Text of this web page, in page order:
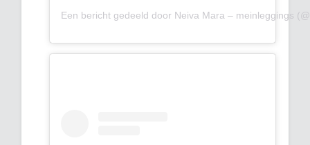
Een bericht gedeeld door Neiva Mara – meinleggings